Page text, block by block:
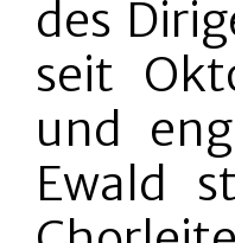
des
seit
und
Ewald